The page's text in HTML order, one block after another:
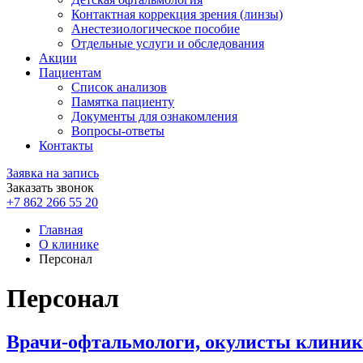
Контактная коррекция зрения (линзы)
Анестезиологическое пособие
Отдельные услуги и обследования
Акции
Пациентам
Список анализов
Памятка пациенту
Документы для ознакомления
Вопросы-ответы
Контакты
Заявка на запись
Заказать звонок
+7 862 266 55 20
Главная
О клинике
Персонал
Персонал
Врачи-офтальмологи, окулисты